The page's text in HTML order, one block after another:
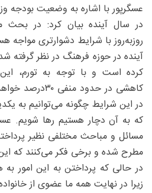
عسگرپور با اشاره به وضعیت بودجه
در سال آینده بیان کرد: در بحث
روزبه‌روز با شرایط دشوارتری مواجه
کرده است و با توجه به تورم،
کاهشی در حدود
در این شرایط چگونه می‌توانیم به
که به آن دچار هستیم رها شویم.
مسائل و مباحث مختلفی نظیر
مطرح شده و برخی فکر می‌کنند که این
در حالی که پرداختن به این امور
زیرا در نهایت همه ما عضوی از